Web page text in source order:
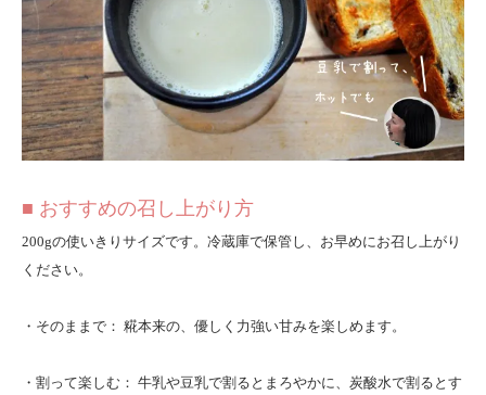
■ おすすめの召し上がり方
200gの使いきりサイズです。冷蔵庫で保管し、お早めにお召し上がり
ください。
・そのままで： 糀本来の、優しく力強い甘みを楽しめます。
・割って楽しむ： 牛乳や豆乳で割るとまろやかに、炭酸水で割るとす